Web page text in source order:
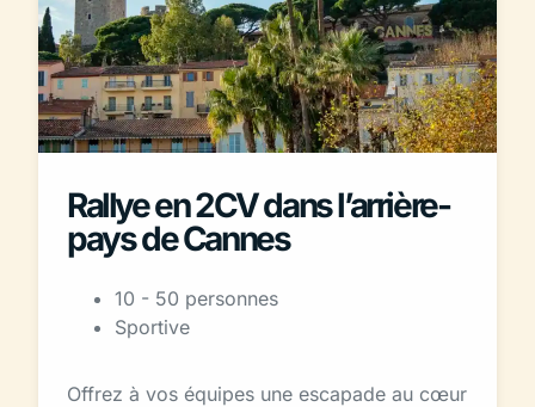
Rallye en 2CV dans l’arrière-
pays de Cannes
10 - 50 personnes
Sportive
Offrez à vos équipes une escapade au cœur